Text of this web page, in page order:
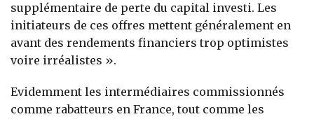
supplémentaire de perte du capital investi. Les
initiateurs de ces offres mettent généralement en
avant des rendements financiers trop optimistes
voire irréalistes ».
Evidemment les intermédiaires commissionnés
comme rabatteurs en France, tout comme les